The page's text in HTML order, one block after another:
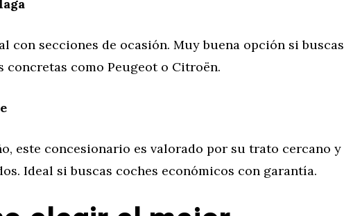
con secciones de ocasión. Muy buena opción si buscas
concretas como Peugeot o Citroën.
este concesionario es valorado por su trato cercano y
Ideal si buscas coches económicos con garantía.